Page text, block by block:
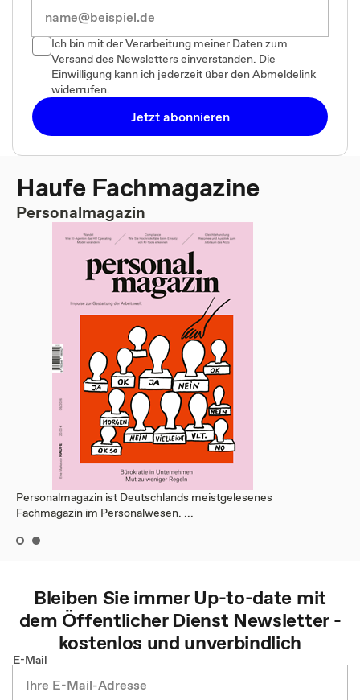
Ich bin mit der Verarbeitung meiner Daten zum
Versand des Newsletters einverstanden. Die
Einwilligung kann ich jederzeit über den Abmeldelink
widerrufen.
Jetzt abonnieren
Haufe Fachmagazine
Personalmagazin
Personalmagazin ist Deutschlands meistgelesenes
Fachmagazin im Personalwesen. ...
Bleiben Sie immer Up-to-date mit
dem Öffentlicher Dienst Newsletter -
kostenlos und unverbindlich
E-Mail